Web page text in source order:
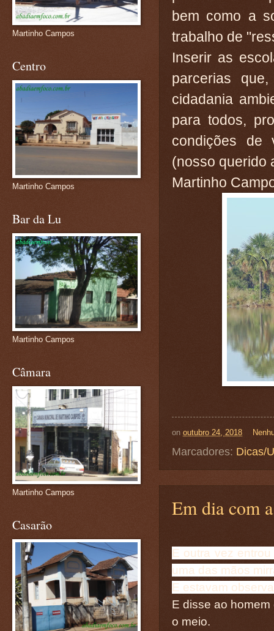
bem como a
trabalho de
Inserir as
parcerias
cidadania
para todos,
condições de
(nosso querido
Martinho
on outubro 24, 2018
Marcadores: Dicas/
Em dia com
E outra vez
uma das mãos
E estavam
E disse ao
o meio.
Martinho Campos
Centro
Martinho Campos
Bar da Lu
Martinho Campos
Câmara
Martinho Campos
Casarão